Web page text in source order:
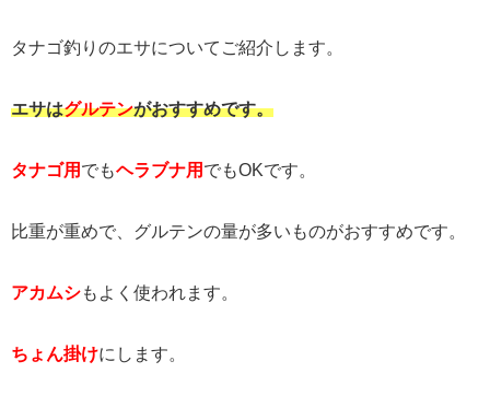
タナゴ釣りのエサについてご紹介します。
エサはグルテンがおすすめです。
タナゴ用 でもヘラブナ用 でもOKです。
比重が重めで、グルテンの量が多いものがおすすめです。
アカムシもよく使われます。
ちょん掛けにします。